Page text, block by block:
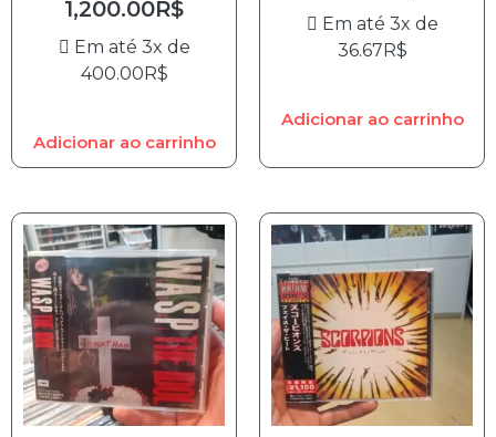
1,200.00R$
Em até 3x de
400.00R$
Adicionar ao carrinho
Em até 3x de
36.67R$
Adicionar ao carrinho